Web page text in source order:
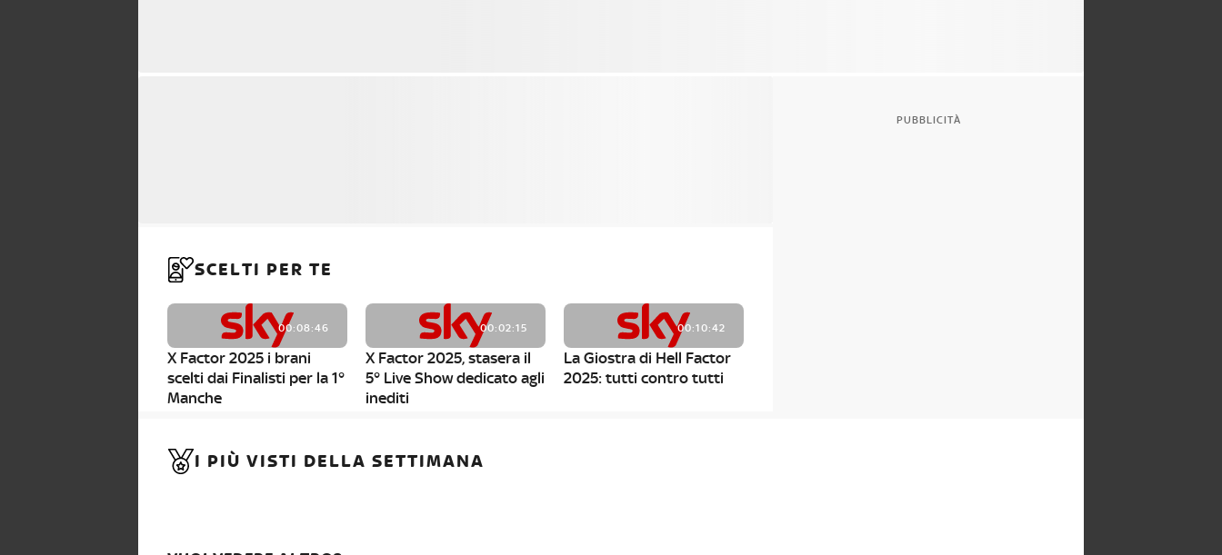
SCELTI PER TE
00:08:46
X Factor 2025 i brani
scelti dai Finalisti per la 1°
Manche
00:02:15
X Factor 2025, stasera il
5° Live Show dedicato agli
inediti
00:10:42
La Giostra di Hell Factor
2025: tutti contro tutti
PUBBLICITÀ
I PIÙ VISTI DELLA SETTIMANA